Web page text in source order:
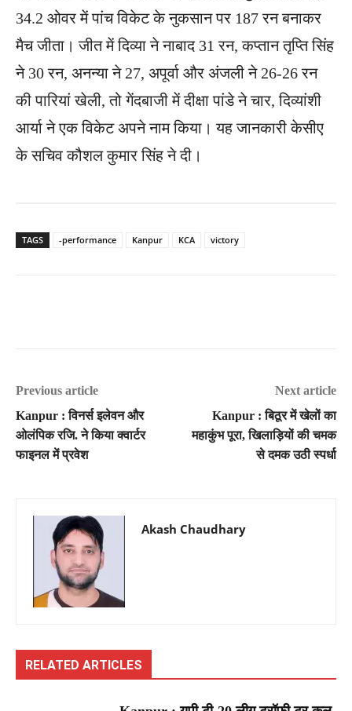
34.2 ओवर में पांच विकेट के नुकसान पर 187 रन बनाकर
मैच जीता। जीत में दिव्या ने नाबाद 31 रन, कप्तान तृ​प्ति सिंह
ने 30 रन, अनन्या ने 27, अपूर्वा और अंजली ने 26-26 रन
की पारियां खेली, तो गेंदबाजी में दीक्षा पांडे ने चार, दिव्यांशी
आर्या ने एक विकेट अपने नाम किया। यह जानकारी केसीए
के सचिव कौशल कुमार सिंह ने दी।
TAGS -performance Kanpur KCA victory
Previous article
Kanpur : विनर्स इलेवन और
ओलंपिक रजि. ने किया क्वार्टर
फाइनल में प्रवेश
Next article
Kanpur : बिठूर में खेलों का
महाकुंभ पूरा, खिलाड़ियों की चमक
से दमक उठी स्पर्धा
Akash Chaudhary
RELATED ARTICLES